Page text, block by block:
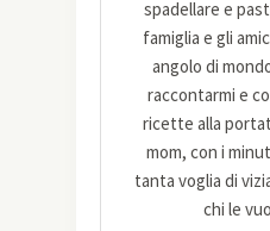
spadellare e
famiglia e gli
angolo di
raccontarmi e
ricette alla
mom, con i
tanta voglia di
chi le